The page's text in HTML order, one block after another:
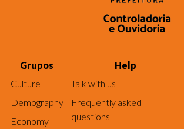
Grupos
Culture
Demography
Economy
Help
Talk with us
Frequently asked
questions